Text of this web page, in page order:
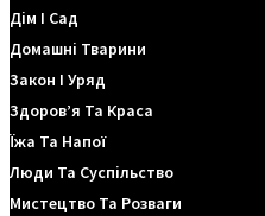
Дім І Сад
Домашні Тварини
Закон І Уряд
Здоров’я Та Краса
Їжа Та Напої
Люди Та Суспільство
Мистецтво Та Розваги